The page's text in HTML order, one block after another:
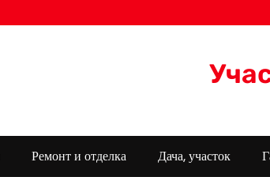
Ремонт и отделка Дача, участок